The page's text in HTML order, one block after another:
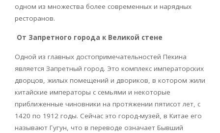
одном из множества более современных и нарядных
ресторанов.
От Запретного города к Великой стене
Одной из главных достопримечательностей Пекина
является Запретный город. Это комплекс императорских
дворцов, жилых помещений и двориков, в котором жили
китайские императоры с семьями и некоторые
приближенные чиновники на протяжении пятисот лет, с
1420 по 1912 годы. Сейчас это город-музей, в Китае его
называют Гугун, что в переводе означает Бывший